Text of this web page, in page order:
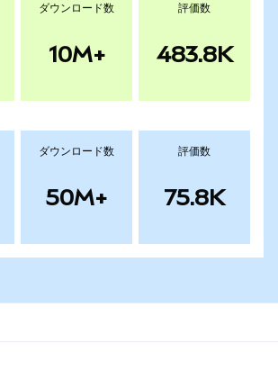
ダウンロード数
10M+
評価数
483.8K
ダウンロード数
50M+
評価数
75.8K